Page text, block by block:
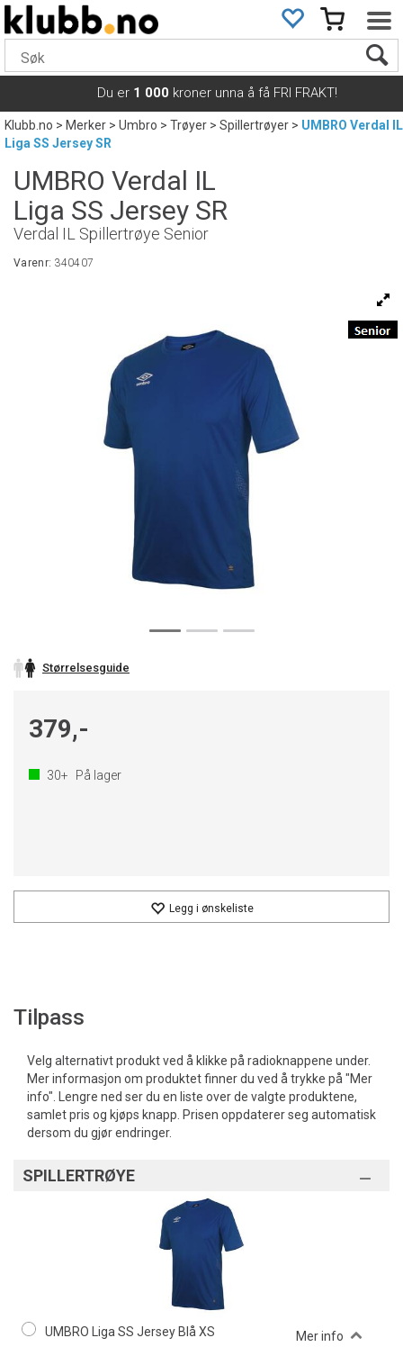
Du er 1 000 kroner unna å få FRI FRAKT!
Klubb.no>Merker>Umbro>Trøyer>Spillertrøyer>UMBRO Verdal IL
Liga SS Jersey SR
UMBRO Verdal IL
Liga SS Jersey SR
Verdal IL Spillertrøye Senior
Varenr: 340407
Størrelsesguide
379,-
30+ På lager
Legg i ønskeliste
Tilpass
Velg alternativt produkt ved å klikke på radioknappene under.
Mer informasjon om produktet finner du ved å trykke på "Mer
info". Lengre ned ser du en liste over de valgte produktene,
samlet pris og kjøps knapp. Prisen oppdaterer seg automatisk
dersom du gjør endringer.
SPILLERTRØYE
UMBRO Liga SS Jersey Blå XS
Mer info